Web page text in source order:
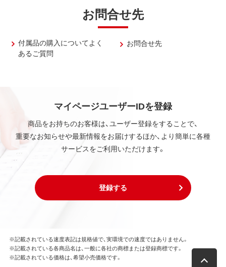
お問合せ先
付属品の購入についてよく
あるご質問
お問合せ先
マイページユーザーIDを登録
商品をお持ちのお客様は、ユーザー登録をすることで、
重要なお知らせや最新情報をお届けするほか、より簡単に各種
サービスをご利用いただけます。
登録する
※記載されている速度表記は規格値で、実環境での速度ではありません。
※記載されている各商品名は、一般に各社の商標または登録商標です。
※記載されている価格は、希望小売価格です。